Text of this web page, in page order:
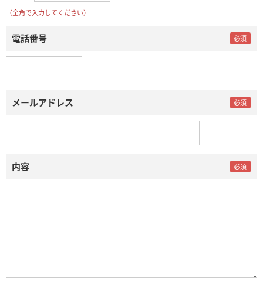
（全角で入力してください）
電話番号
メールアドレス
内容